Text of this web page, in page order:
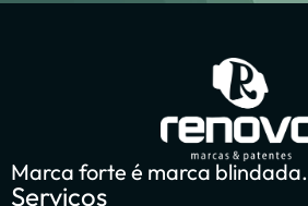
Marca forte é marca blindada.
Serviços